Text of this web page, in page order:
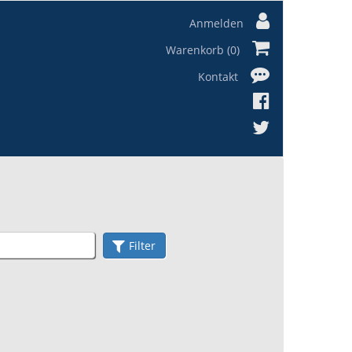
Anmelden
Warenkorb (0)
Kontakt